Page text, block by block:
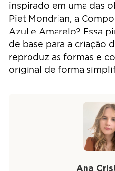
inspirado em uma das
Piet Mondrian, a
Azul e Amarelo? Essa
de base para a criação
reproduz as formas e
original de forma
Ana